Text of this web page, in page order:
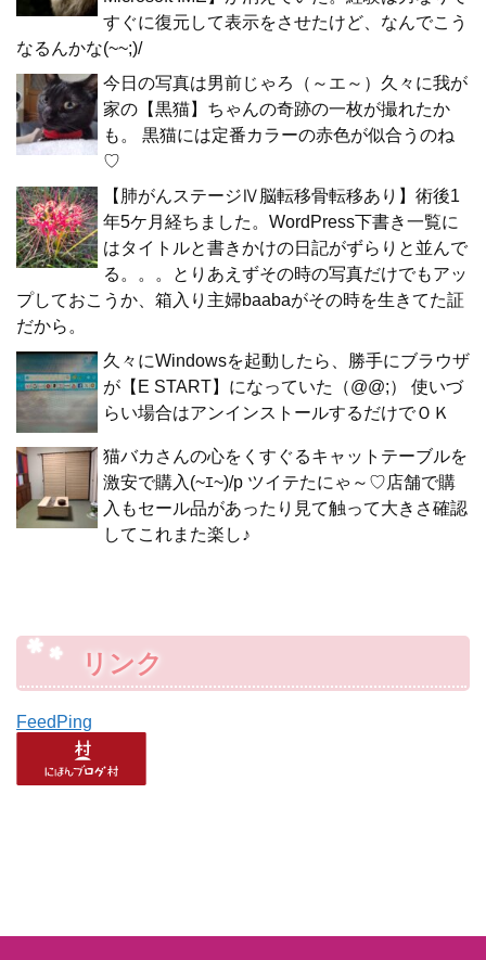
すぐに復元して表示をさせたけど、なんでこう
なるんかな(~~;)/
今日の写真は男前じゃろ（～エ～）久々に我が
家の【黒猫】ちゃんの奇跡の一枚が撮れたか
も。 黒猫には定番カラーの赤色が似合うのね
♡
【肺がんステージⅣ脳転移骨転移あり】術後1
年5ケ月経ちました。WordPress下書き一覧に
はタイトルと書きかけの日記がずらりと並んで
る。。。とりあえずその時の写真だけでもアッ
プしておこうか、箱入り主婦baabaがその時を生きてた証
だから。
久々にWindowsを起動したら、勝手にブラウザ
が【E START】になっていた（@@;） 使いづ
らい場合はアンインストールするだけでＯＫ
猫バカさんの心をくすぐるキャットテーブルを
激安で購入(~ｴ~)/p ツイテたにゃ～♡店舗で購
入もセール品があったり見て触って大きさ確認
してこれまた楽し♪
リンク
FeedPing